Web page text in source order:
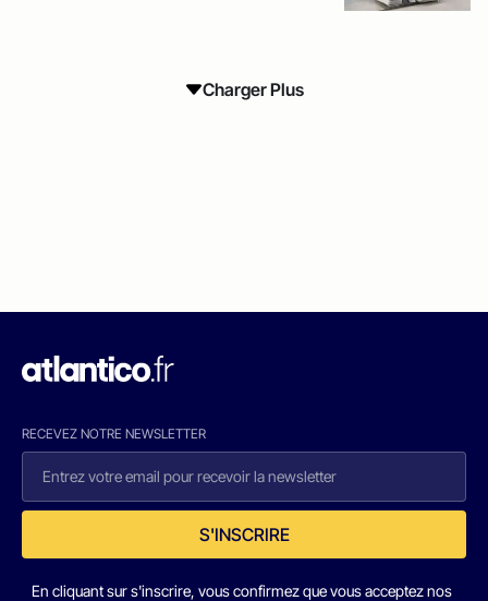
Charger Plus
RECEVEZ NOTRE NEWSLETTER
S'INSCRIRE
En cliquant sur s'inscrire, vous confirmez que vous acceptez nos